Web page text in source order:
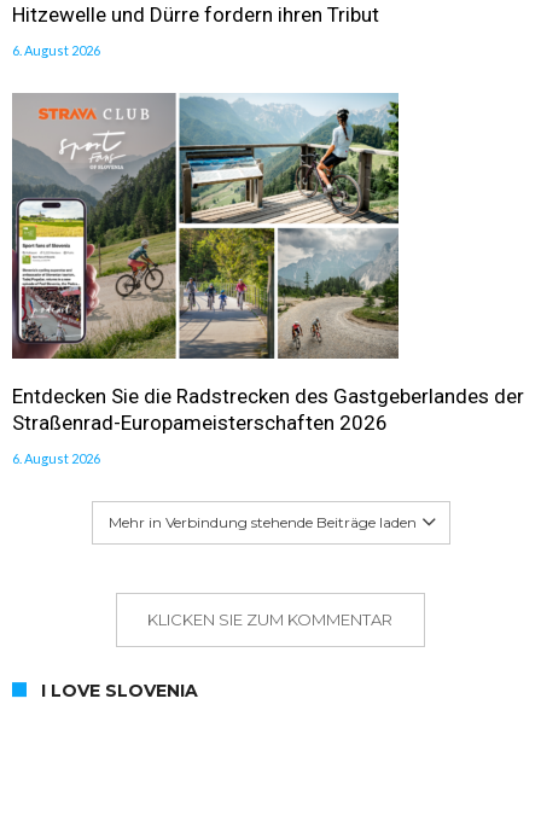
Hitzewelle und Dürre fordern ihren Tribut
6. August 2026
Entdecken Sie die Radstrecken des Gastgeberlandes der
Straßenrad-Europameisterschaften 2026
6. August 2026
Mehr in Verbindung stehende Beiträge laden
KLICKEN SIE ZUM KOMMENTAR
I LOVE SLOVENIA